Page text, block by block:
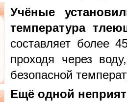
Учёные
температура
составляет более
проходя через
безопасной
Ещё одной